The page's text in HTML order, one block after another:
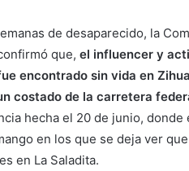
de desaparecido, la
que, el influencer y
encontrado sin vida en
costado de la carretera
hecha el 20 de junio,
en los que se deja ver
en La Saladita.